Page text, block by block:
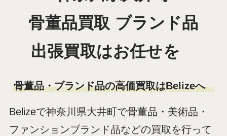
骨董品買取 ブランド品
出張買取はお任せを
骨董品・ブランド品の高価買取はBelizeへ
Belizeで神奈川県大井町で骨董品・美術品・
ファンションブランド品などの買取を行って